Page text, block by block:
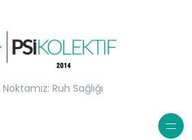
Ruh Sağlığı